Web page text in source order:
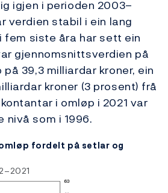
igjen i perioden 2003–
verdien stabil i ein lang
fem siste åra har sett ein
gjennomsnittsverdien på
39,3 milliardar kroner, ein
kroner (3 prosent) frå
i omløp i 2021 var
nivå som i 1996.
fordelt på setlar og